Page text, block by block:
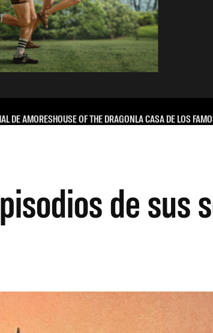
DE AMORESHOUSE OF THE DRAGONLA CASA DE LOS
de sus